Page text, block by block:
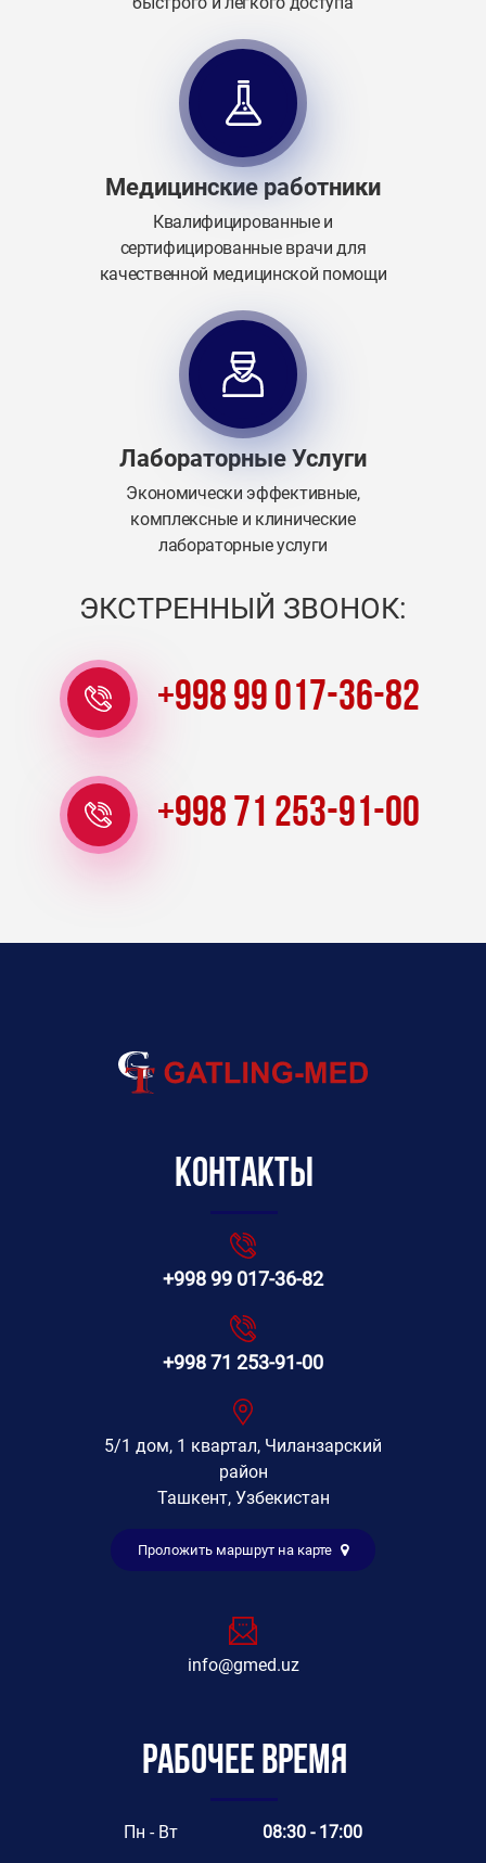
Медицинские работники
Квалифицированные и
сертифицированные врачи для
качественной медицинской помощи
Лабораторные Услуги
Экономически эффективные,
комплексные и клинические
лабораторные услуги
ЭКСТРЕННЫЙ ЗВОНОК:
+998 99 017-36-82
+998 71 253-91-00
Контакты
+998 99 017-36-82
+998 71 253-91-00
5/1 дом, 1 квартал, Чиланзарский
район
Ташкент, Узбекистан
Проложить маршрут на карте
info@gmed.uz
Рабочее время
Пн - Вт 08:30 - 17:00